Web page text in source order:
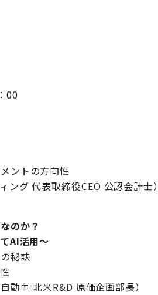
00
ントの方向性
グ 代表取締役CEO 公認会計士
のか？
AI活用～
秘訣
車 北米R&D 原価企画部長）